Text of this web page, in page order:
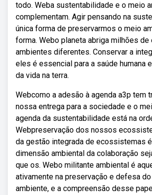
todo. Weba sustentabilidade e o meio
complementam. Agir pensando na
única forma de preservarmos o meio
forma. Webo planeta abriga milhões
ambientes diferentes. Conservar a
eles é essencial para a saúde humana
da vida na terra.
Webcomo a adesão à agenda a3p tem
nossa entrega para a sociedade e o
agenda da sustentabilidade está na
Webpreservação dos nossos
da gestão integrada de ecossistemas
dimensão ambiental da colaboração
que os. Webo militante ambiental é
ativamente na preservação e defesa
ambiente, e a compreensão desse